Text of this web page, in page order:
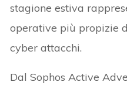
stagione estiva
operative più propizie
cyber attacchi.
Dal Sophos Active